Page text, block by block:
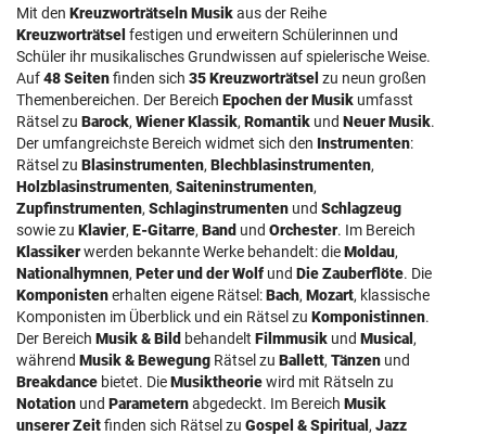
Mit den Kreuzworträtseln Musikaus der Reihe
Kreuzworträtsel festigen und erweitern Schülerinnen und
Schüler ihr musikalisches Grundwissen auf spielerische Weise.
Auf48 Seitenfinden sich 35 Kreuzworträtsel zu neun großen
Themenbereichen. Der Bereich Epochen der Musik umfasst
Rätsel zu Barock, Wiener Klassik, Romantik und Neuer Musik.
Der umfangreichste Bereich widmet sich den Instrumenten:
Rätsel zu Blasinstrumenten, Blechblasinstrumenten,
Holzblasinstrumenten, Saiteninstrumenten,
Zupfinstrumenten, Schlaginstrumenten und Schlagzeug
sowie zu Klavier, E-Gitarre, Band und Orchester. Im Bereich
Klassikerwerden bekannte Werke behandelt: dieMoldau,
Nationalhymnen, Peter und der Wolf und Die Zauberflöte. Die
Komponistenerhalten eigene Rätsel:Bach, Mozart, klassische
Komponisten im Überblick und ein Rätsel zu Komponistinnen.
Der Bereich Musik & Bild behandelt Filmmusik und Musical ,
während Musik & Bewegung Rätsel zu Ballett, Tänzen und
Breakdance bietet. DieMusiktheoriewird mit Rätseln zu
Notation und Parameternabgedeckt. Im Bereich Musik
unserer Zeitfinden sich Rätsel zu Gospel & Spiritual , Jazz